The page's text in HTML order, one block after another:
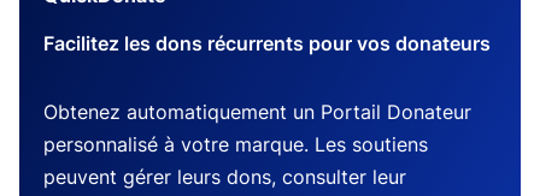
Facilitez les dons récurrents pour vos donateurs
Obtenez automatiquement un Portail Donateur
personnalisé à votre marque. Les soutiens
peuvent gérer leurs dons, consulter leur